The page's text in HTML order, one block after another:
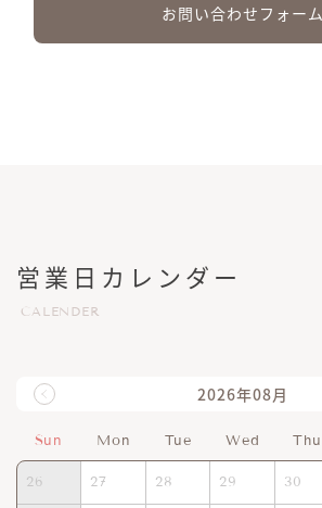
お問い合わせフォーム
営業日カレンダー
CALENDER
2026年08月
Sun Mon Tue Wed Thu
26 27 28 29 30